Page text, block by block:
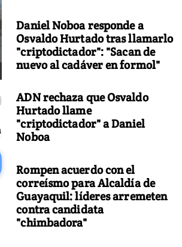
Daniel Noboa responde a
Osvaldo Hurtado tras llamarlo
"criptodictador": "Sacan de
nuevo al cadáver en formol"
ADN rechaza que Osvaldo
Hurtado llame
"criptodictador" a Daniel
Noboa
Rompen acuerdo con el
correísmo para Alcaldía de
Guayaquil: líderes arremeten
contra candidata
"chimbadora"